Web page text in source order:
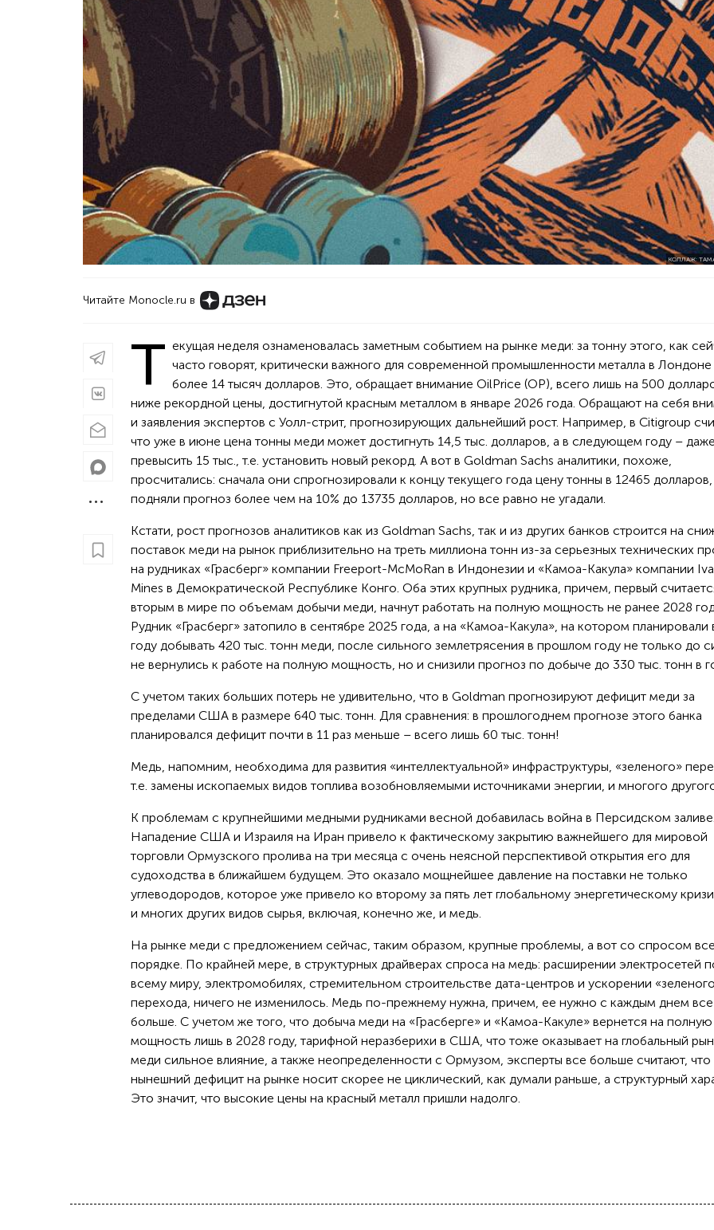
КОЛЛАЖ:
Читайте Monocle.ru в
Т екущая неделя ознаменовалась заметным событием на рынке меди: за тонну этого, как
часто говорят, критически важного для современной промышленности металла в Лондоне
более 14 тысяч долларов. Это, обращает внимание OilPrice (ОР), всего лишь на 500
ниже рекордной цены, достигнутой красным металлом в январе 2026 года. Обращают на себя
и заявления экспертов с Уолл-стрит, прогнозирующих дальнейший рост. Например, в Citigroup
что уже в июне цена тонны меди может достигнуть 14,5 тыс. долларов, а в следующем году – даже
превысить 15 тыс., т.е. установить новый рекорд. А вот в Goldman Sachs аналитики, похоже,
просчитались: сначала они спрогнозировали к концу текущего года цену тонны в 12465 долларов,
подняли прогноз более чем на 10% до 13735 долларов, но все равно не угадали.
Кстати, рост прогнозов аналитиков как из Goldman Sachs, так и из других банков строится на
поставок меди на рынок приблизительно на треть миллиона тонн из-за серьезных технических
на рудниках «Грасберг» компании Freeport-McMoRan в Индонезии и «Камоа-Какула» компании
Mines в Демократической Республике Конго. Оба этих крупных рудника, причем, первый
вторым в мире по объемам добычи меди, начнут работать на полную мощность не ранее 2028
Рудник «Грасберг» затопило в сентябре 2025 года, а на «Камоа-Какула», на котором планировали
году добывать 420 тыс. тонн меди, после сильного землетрясения в прошлом году не только до
не вернулись к работе на полную мощность, но и снизили прогноз по добыче до 330 тыс. тонн в
С учетом таких больших потерь не удивительно, что в Goldman прогнозируют дефицит меди за
пределами США в размере 640 тыс. тонн. Для сравнения: в прошлогоднем прогнозе этого банка
планировался дефицит почти в 11 раз меньше – всего лишь 60 тыс. тонн!
Медь, напомним, необходима для развития «интеллектуальной» инфраструктуры, «зеленого»
т.е. замены ископаемых видов топлива возобновляемыми источниками энергии, и многого
К проблемам с крупнейшими медными рудниками весной добавилась война в Персидском заливе.
Нападение США и Израиля на Иран привело к фактическому закрытию важнейшего для мировой
торговли Ормузского пролива на три месяца с очень неясной перспективой открытия его для
судоходства в ближайшем будущем. Это оказало мощнейшее давление на поставки не только
углеводородов, которое уже привело ко второму за пять лет глобальному энергетическому
и многих других видов сырья, включая, конечно же, и медь.
На рынке меди с предложением сейчас, таким образом, крупные проблемы, а вот со спросом
порядке. По крайней мере, в структурных драйверах спроса на медь: расширении электросетей
всему миру, электромобилях, стремительном строительстве дата-центров и ускорении
перехода, ничего не изменилось. Медь по-прежнему нужна, причем, ее нужно с каждым днем все
больше. С учетом же того, что добыча меди на «Грасберге» и «Камоа-Какуле» вернется на полную
мощность лишь в 2028 году, тарифной неразберихи в США, что тоже оказывает на глобальный
меди сильное влияние, а также неопределенности с Ормузом, эксперты все больше считают, что
нынешний дефицит на рынке носит скорее не циклический, как думали раньше, а структурный
Это значит, что высокие цены на красный металл пришли надолго.